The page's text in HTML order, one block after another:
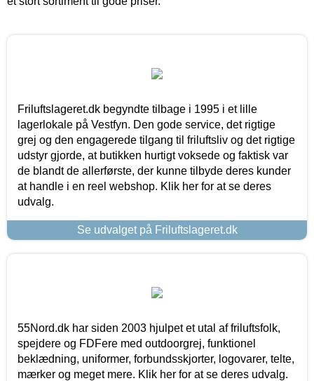
Friluftslageret.dk begyndte tilbage i 1995 i et lille
lagerlokale på Vestfyn. Den gode service, det rigtige
grej og den engagerede tilgang til friluftsliv og det rigtige
udstyr gjorde, at butikken hurtigt voksede og faktisk var
de blandt de allerførste, der kunne tilbyde deres kunder
at handle i en reel webshop. Klik her for at se deres
udvalg.
Se udvalget på Friluftslageret.dk
55Nord.dk har siden 2003 hjulpet et utal af friluftsfolk,
spejdere og FDFere med outdoorgrej, funktionel
beklædning, uniformer, forbundsskjorter, logovarer, telte,
mærker og meget mere. Klik her for at se deres udvalg.